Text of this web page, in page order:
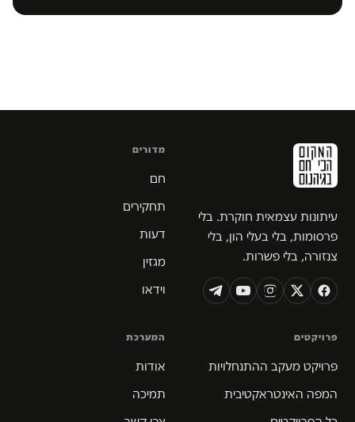
עיתונות עצמאית חוקרת. בלי
פרסומות, בלי בעלי הון, בלי
צנזורה, בלי פשרות.
מדורים
חם
תחקירים
דעות
מגזין
וידאו
פרויקטים
פרויקט מעקב ההתנחלויות
המפה האינטראקטיבית
המערכת
אודות
תמיכה